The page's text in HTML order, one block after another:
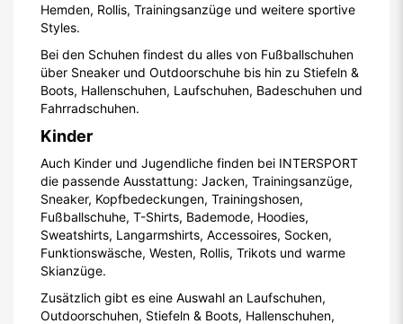
Hemden, Rollis, Trainingsanzüge und weitere sportive
Styles.
Bei den Schuhen findest du alles von Fußballschuhen
über Sneaker und Outdoorschuhe bis hin zu Stiefeln &
Boots, Hallenschuhen, Laufschuhen, Badeschuhen und
Fahrradschuhen.
Kinder
Auch Kinder und Jugendliche finden bei INTERSPORT
die passende Ausstattung: Jacken, Trainingsanzüge,
Sneaker, Kopfbedeckungen, Trainingshosen,
Fußballschuhe, T-Shirts, Bademode, Hoodies,
Sweatshirts, Langarmshirts, Accessoires, Socken,
Funktionswäsche, Westen, Rollis, Trikots und warme
Skianzüge.
Zusätzlich gibt es eine Auswahl an Laufschuhen,
Outdoorschuhen, Stiefeln & Boots, Hallenschuhen,